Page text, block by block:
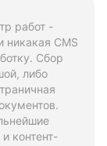
работ -
никакая CMS
Сбор
либо
контент-